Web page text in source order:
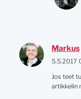
Markus
5.5.2017
Jos teet
artikkelin